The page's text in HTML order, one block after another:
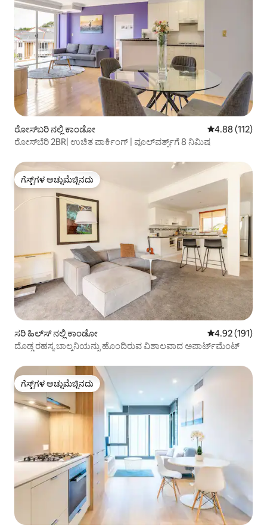
ರೋಸ್‌ಬರಿ ನಲ್ಲಿ ಕಾಂಡೋ 5 ರಲ್ಲಿ 4.88
4.88 (112)
ರೋಸ್‌ಬೆರಿ 2BR| ಉಚಿತ ಪಾರ್ಕಿಂಗ್ | ವೂಲ್‌ವರ್ತ್ಸ್‌ಗೆ 8 ನಿಮಿಷ
ಗೆಸ್ಟ್‌ಗಳ ಅಚ್ಚುಮೆಚ್ಚಿನದು
ಗೆಸ್ಟ್‌ಗಳ ಅಚ್ಚುಮೆಚ್ಚಿನದು
ಸರಿ ಹಿಲ್‌ಸ್ ನಲ್ಲಿ ಕಾಂಡೋ 5 ರಲ್ಲಿ 4.92
4.92 (191)
ದೊಡ್ಡ ರಹಸ್ಯ ಬಾಲ್ಕನಿಯನ್ನು ಹೊಂದಿರುವ ವಿಶಾಲವಾದ ಅಪಾರ್ಟ್‌ಮೆಂಟ್
ಗೆಸ್ಟ್‌ಗಳ ಅಚ್ಚುಮೆಚ್ಚಿನದು
ಗೆಸ್ಟ್‌ಗಳ ಅಚ್ಚುಮೆಚ್ಚಿನದು